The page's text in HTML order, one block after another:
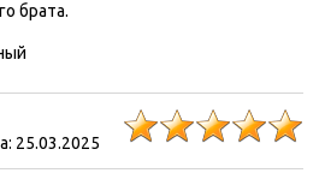
брата.
25.03.2025